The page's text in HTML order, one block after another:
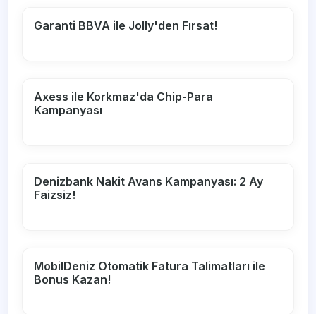
Garanti BBVA ile Jolly'den Fırsat!
Axess ile Korkmaz'da Chip-Para
Kampanyası
Denizbank Nakit Avans Kampanyası: 2 Ay
Faizsiz!
MobilDeniz Otomatik Fatura Talimatları ile
Bonus Kazan!